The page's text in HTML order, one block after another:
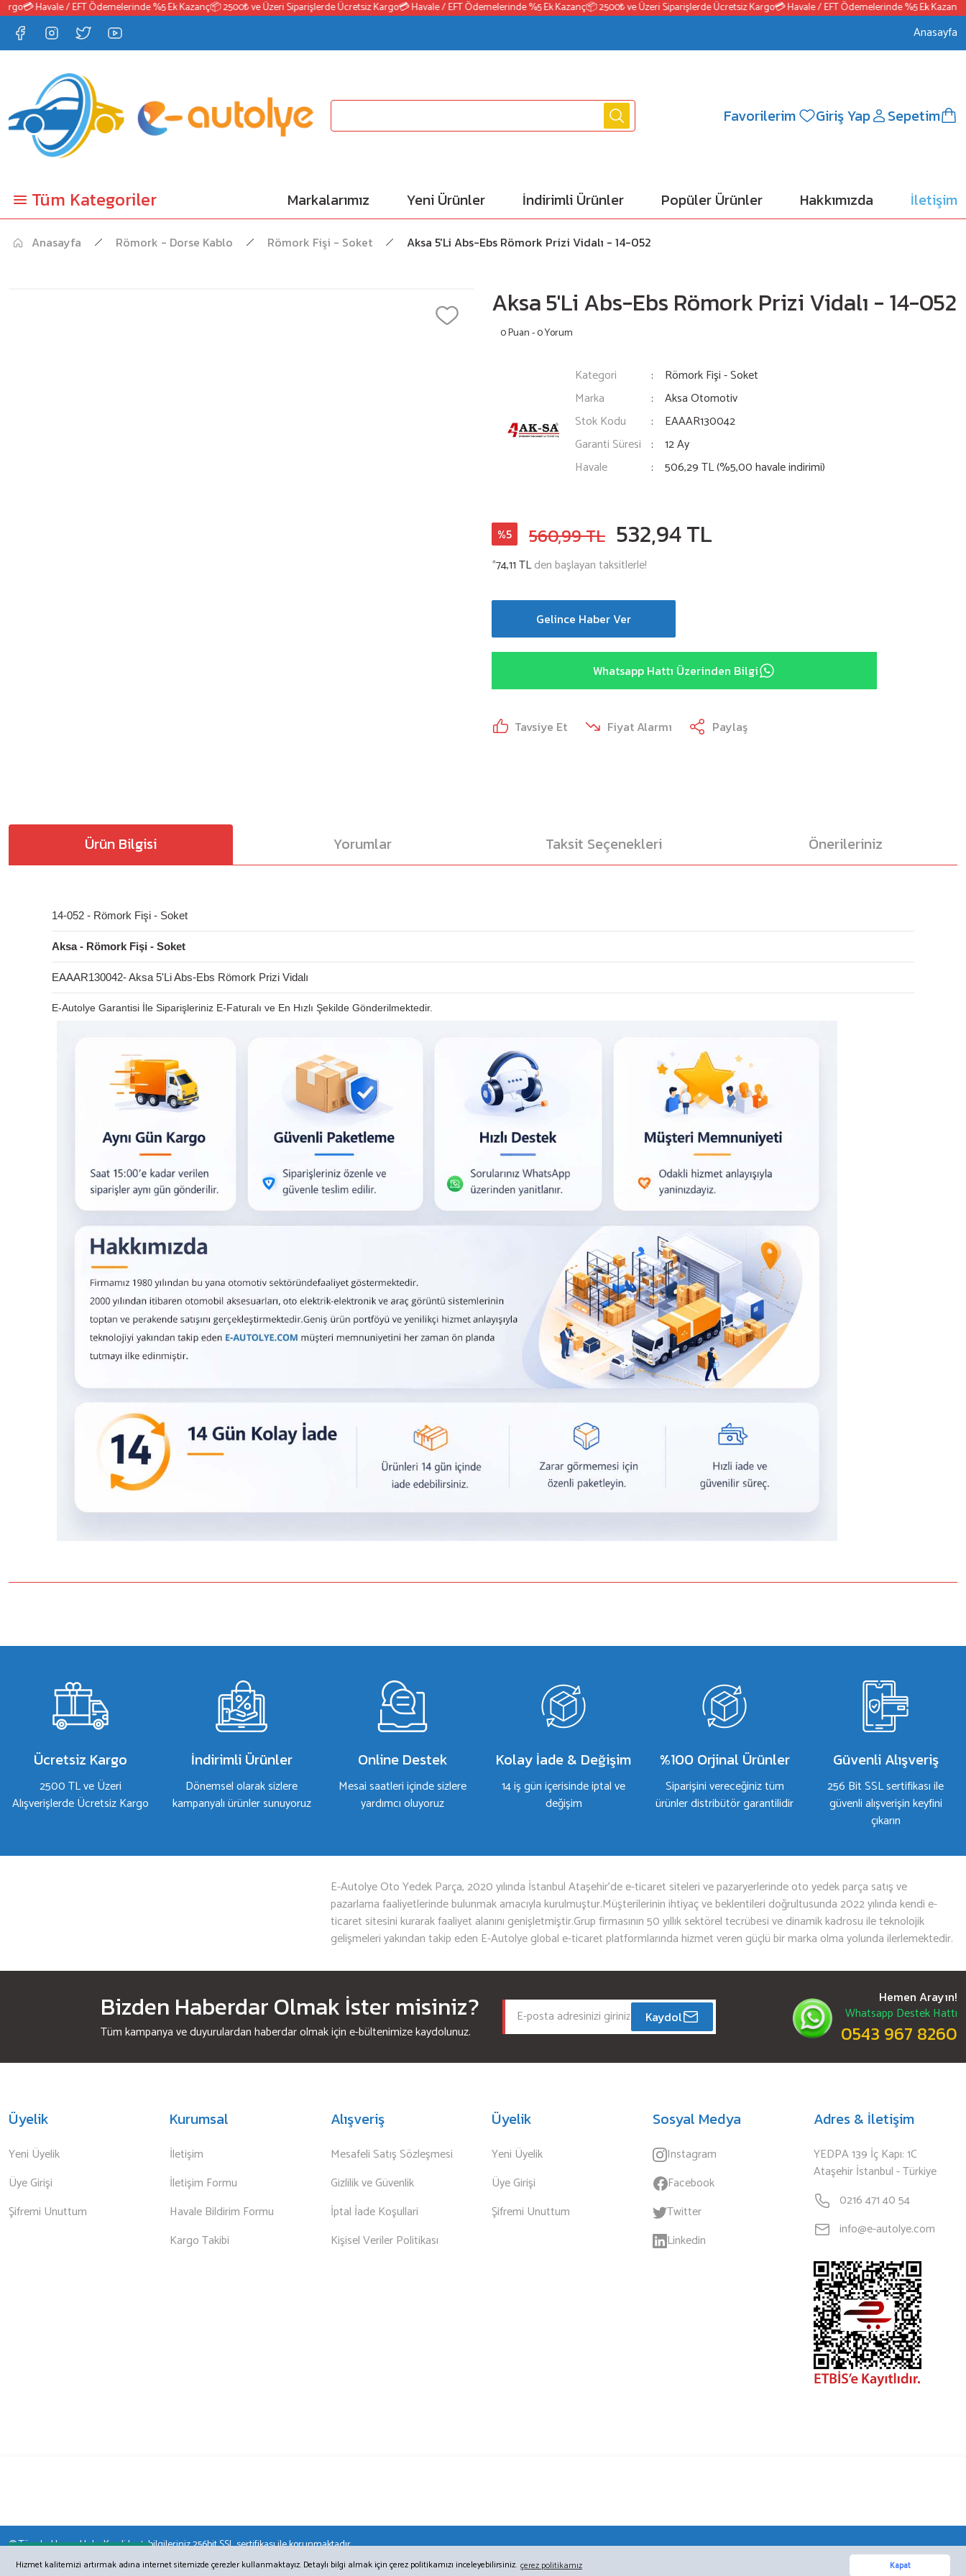
Hizmet kalitemizi artırmak adına internet sitemizde çerezler kullanmaktayız. Detaylı bilgi almak için çerez politikamızı inceleyebilirsiniz. çerez politikamız Kapat
Online Destek
💳 Havale / EFT Ödemelerinde %5 Ek Kazanç📦 2500₺ ve Üzeri Siparişlerde Ücretsiz Kargo💳 Havale / EFT Ödemelerinde %5 Ek Kazanç📦 2500₺ ve Üzeri Siparişlerde Ücretsiz Kargo💳 Havale / EFT Ödemelerinde %5 Ek Kazanç
Anasayfa
Favorilerim Giriş Yap Sepetim
Tüm Kategoriler Markalarımız Yeni Ürünler İndirimli Ürünler Popüler Ürünler Hakkımızda İletişim
Anasayfa Römork - Dorse Kablo Römork Fişi - Soket Aksa 5'Li Abs-Ebs Römork Prizi Vidalı - 14-052
Aksa 5'Li Abs-Ebs Römork Prizi Vidalı - 14-052
0 Puan - 0 Yorum
Kategori
Römork Fişi - Soket
Marka
Aksa Otomotiv
Stok Kodu
EAAAR130042
Garanti Süresi
12 Ay
Havale
506,29 TL (%5,00 havale indirimi)
%5 560,99 TL 532,94 TL
*74,11 TLden başlayan taksitlerle!
Gelince Haber Ver
Whatsapp Hattı Üzerinden Bilgi
Tavsiye Et Fiyat Alarmı Paylaş
Ürün Bilgisi Yorumlar Taksit Seçenekleri Önerileriniz
14-052 - Römork Fişi - Soket
Aksa - Römork Fişi - Soket
EAAAR130042- Aksa 5'Li Abs-Ebs Römork Prizi Vidalı
E-Autolye Garantisi İle Siparişleriniz E-Faturalı ve En Hızlı Şekilde Gönderilmektedir.
Bu ürüne ilk yorumu siz yapın!
Ürün açıklamasında eksik bilgiler bulunuyor.
Ürün bilgilerinde hatalar bulunuyor.
Ürün fiyatı diğer sitelerden daha pahalı.
Bu ürüne benzer farklı alternatifler olmalı.
Ücretsiz Kargo
2500 TL ve Üzeri
Alışverişlerde Ücretsiz Kargo
İndirimli Ürünler
Dönemsel olarak sizlere
kampanyalı ürünler sunuyoruz
Online Destek
Mesai saatleri içinde sizlere
yardımcı oluyoruz
Kolay İade & Değişim
14 iş gün içerisinde iptal ve
değişim
%100 Orjinal Ürünler
Siparişini vereceğiniz tüm
ürünler distribütör garantilidir
Güvenli Alışveriş
256 Bit SSL sertifikası ile
güvenli alışverişin keyfini
çıkarın
E-Autolye Oto Yedek Parça, 2020 yılında İstanbul Ataşehir’de e-ticaret siteleri ve pazaryerlerinde oto yedek parça satış ve
pazarlama faaliyetlerinde bulunmak amacıyla kurulmuştur.Müşterilerinin ihtiyaç ve beklentileri doğrultusunda 2022 yılında kendi e-
ticaret sitesini kurarak faaliyet alanını genişletmiştir.Grup firmasının 50 yıllık sektörel tecrübesi ve dinamik kadrosu ile teknolojik
gelişmeleri yakından takip eden E-Autolye global e-ticaret platformlarında hizmet veren güçlü bir marka olma yolunda ilerlemektedir.
Bizden Haberdar Olmak İster misiniz?
Tüm kampanya ve duyurulardan haberdar olmak için e-bültenimize kaydolunuz.
Kaydol
Hemen Arayın!
Whatsapp Destek Hattı
0543 967 8260
Üyelik
Yeni Üyelik
Üye Girişi
Şifremi Unuttum
Kurumsal
İletişim
İletişim Formu
Havale Bildirim Formu
Kargo Takibi
Alışveriş
Mesafeli Satış Sözleşmesi
Gizlilik ve Güvenlik
İptal İade Koşullari
Kişisel Veriler Politikası
Üyelik
Yeni Üyelik
Üye Girişi
Şifremi Unuttum
Sosyal Medya
Instagram
Facebook
Twitter
Linkedin
Adres & İletişim
YEDPA 139 İç Kapı: 1C
Ataşehir İstanbul - Türkiye
0216 471 40 54
info@e-autolye.com
© Tüm hakları saklıdır. Kredi kartı bilgileriniz 256bit SSL sertifikası ile korunmaktadır.